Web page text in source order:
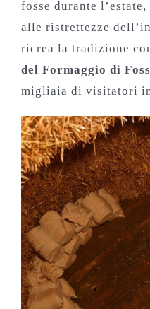
fosse durante
alle ristrettezze
ricrea la tradizione
del Formaggio di
migliaia di visitatori in